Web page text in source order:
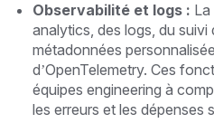
Observabilité et logs :
analytics, des logs, du suivi
métadonnées
d’OpenTelemetry. Ces
équipes engineering à
les erreurs et les dépenses